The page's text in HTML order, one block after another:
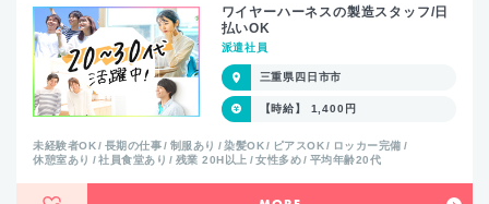
ワイヤーハーネスの製造スタッフ/日
払いOK
派遣社員
三重県四日市市
【時給】 1,400円
未経験者OK 長期の仕事 制服あり 染髪OK ピアスOK
ロッカー完備
休憩室あり
社員食堂あり 残業 20H以上 女性多め 平均年齢20代